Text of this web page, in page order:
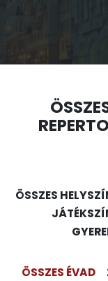
ÖSSZES
ÖSSZES ÉVAD